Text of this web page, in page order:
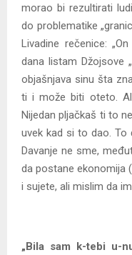
morao bi rezultirati
do problematike
Livadine rečenice:
dana listam Džojsove
objašnjava sinu šta
ti i može biti oteto.
Nijedan pljačkaš ti to
uvek kad si to dao. To
Davanje ne sme,
da postane ekonomija
i sujete, ali mislim da
„Bila sam k-tebi u-